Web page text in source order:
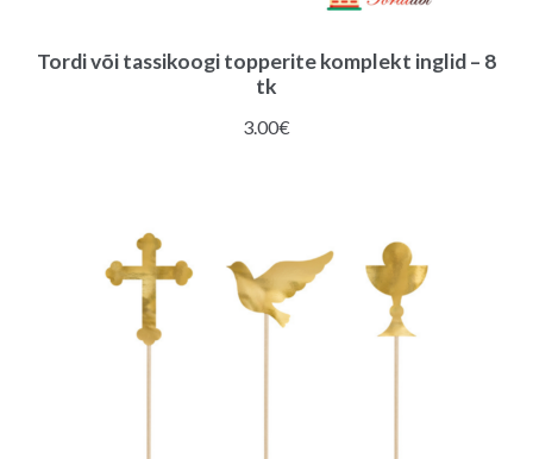
Tordi või tassikoogi topperite komplekt inglid – 8
tk
3.00€